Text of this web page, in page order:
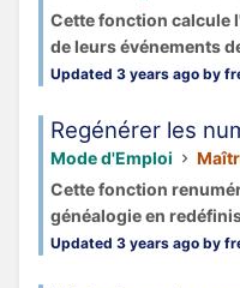
Cette fonction calcule
de leurs événements
Updated 3 years ago by
Regénérer les
Mode d'Emploi
Cette fonction
généalogie en
Updated 3 years ago by